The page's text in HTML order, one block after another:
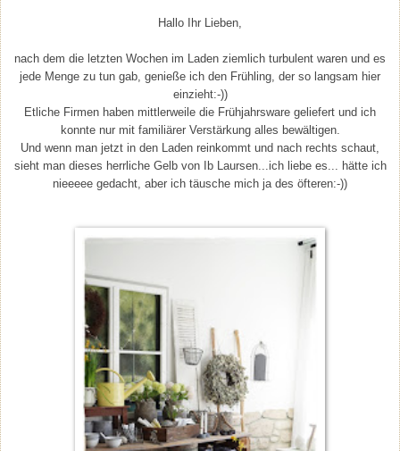
Hallo Ihr Lieben,
nach dem die letzten Wochen im Laden ziemlich turbulent waren und es
jede Menge zu tun gab, genieße ich den Frühling, der so langsam hier
einzieht:-))
Etliche Firmen haben mittlerweile die Frühjahrsware geliefert und ich
konnte nur mit familiärer Verstärkung alles bewältigen.
Und wenn man jetzt in den Laden reinkommt und nach rechts schaut,
sieht man dieses herrliche Gelb von Ib Laursen...ich liebe es... hätte ich
nieeeee gedacht, aber ich täusche mich ja des öfteren:-))